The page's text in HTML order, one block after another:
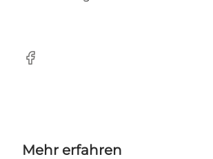
Facebook
Mehr erfahren